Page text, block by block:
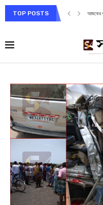
TOP POSTS আজকের